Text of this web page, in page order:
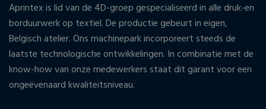
Aprintex is lid van de 4D-groep gespecialiseerd in alle druk-en
borduurwerk op textiel. De productie gebeurt in eigen,
Belgisch atelier. Ons machinepark incorporeert steeds de
laatste technologische ontwikkelingen. In combinatie met de
know-how van onze medewerkers staat dit garant voor een
ongeëvenaard kwaliteitsniveau.